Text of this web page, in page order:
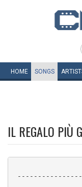
HOME SONGS
IL REGALO PIÙ